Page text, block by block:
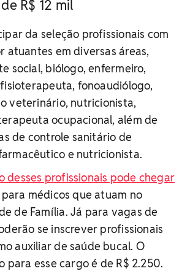
R$ 12 mil
da seleção profissionais com
atuantes em diversas áreas,
social, biólogo, enfermeiro,
fonoaudiólogo,
veterinário, nutricionista,
ocupacional, além de
de controle sanitário de
e nutricionista.
desses profissionais pode chegar
para médicos que atuam no
de Família. Já para vagas de
se inscrever profissionais
auxiliar de saúde bucal. O
para esse cargo é de R$ 2.250.